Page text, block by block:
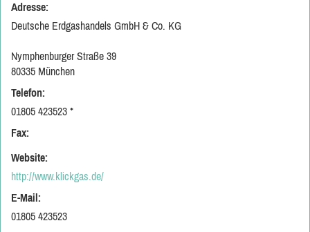
Adresse:
Deutsche Erdgashandels GmbH & Co. KG
Nymphenburger Straße 39
80335 München
Telefon:
01805 423523 *
Fax:
Website:
http://www.klickgas.de/
E-Mail:
01805 423523